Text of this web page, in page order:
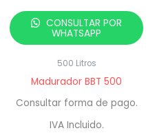
CONSULTAR POR
WHATSAPP
500 Litros
Madurador BBT 500
Consultar forma de pago.
IVA Incluido.